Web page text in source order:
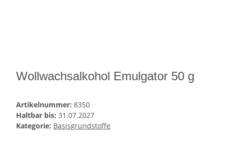
Wollwachsalkohol Emulgator 50 g
Artikelnummer: 8350
Haltbar bis: 31.07.2027
Kategorie: Basisgrundstoffe